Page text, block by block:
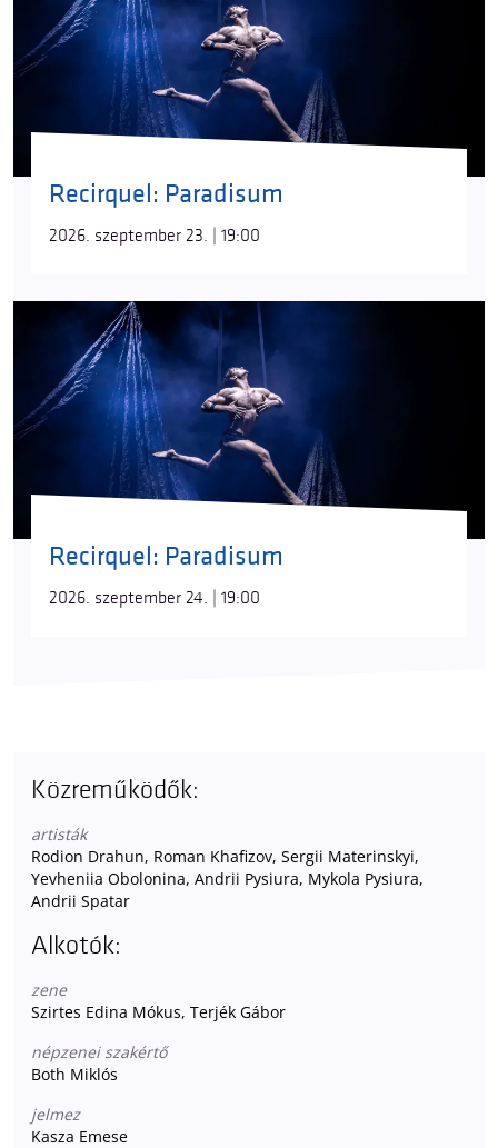
Recirquel: Paradisum
2026. szeptember 23. | 19:00
Recirquel: Paradisum
2026. szeptember 24. | 19:00
Közreműködők:
artisták
Rodion Drahun, Roman Khafizov, Sergii Materinskyi,
Yevheniia Obolonina, Andrii Pysiura, Mykola Pysiura,
Andrii Spatar
Alkotók:
zene
Szirtes Edina Mókus, Terjék Gábor
népzenei szakértő
Both Miklós
jelmez
Kasza Emese